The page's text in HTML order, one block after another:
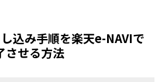
込み手順を楽天e-NAVIで
させる方法